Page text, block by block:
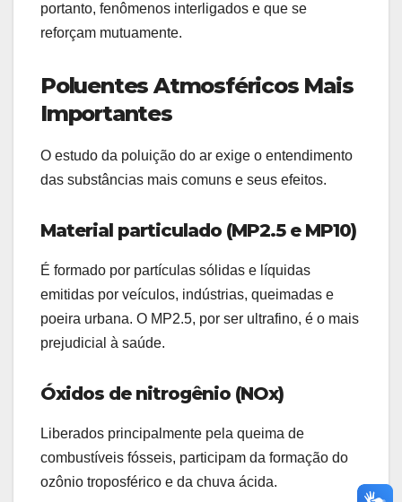
portanto, fenômenos interligados e que se
reforçam mutuamente.
Poluentes Atmosféricos Mais
Importantes
O estudo da poluição do ar exige o entendimento
das substâncias mais comuns e seus efeitos.
Material particulado (MP2.5 e MP10)
É formado por partículas sólidas e líquidas
emitidas por veículos, indústrias, queimadas e
poeira urbana. O MP2.5, por ser ultrafino, é o mais
prejudicial à saúde.
Óxidos de nitrogênio (NOx)
Liberados principalmente pela queima de
combustíveis fósseis, participam da formação do
ozônio troposférico e da chuva ácida.